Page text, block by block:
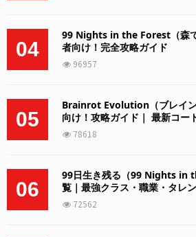
04
99 Nights in the Forest（森
者向け！完全攻略ガイド
96957
05
Brainrot Evolution（ブレイ
向け！攻略ガイド｜ 最新コー
78618
06
99日生き残る（99 Nights in
覧｜最強クラス・職業・タレ
72562